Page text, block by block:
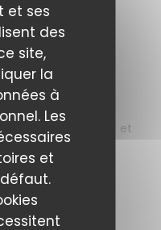
et ses
des
site,
la
à
Les
et
vous préparerez et
goût
400g)